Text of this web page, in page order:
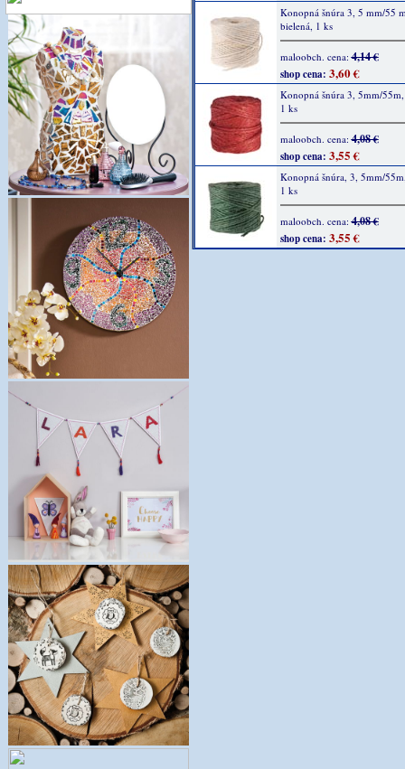
Konopná šnúra 3, 5 mm/55
bielená, 1 ks
maloobch. cena:4,14 €
shop cena: 3,60 €
Konopná šnúra 3, 5mm/
1 ks
maloobch. cena:4,08 €
shop cena: 3,55 €
Konopná šnúra, 3, 5mm/
1 ks
maloobch. cena:4,08 €
shop cena: 3,55 €